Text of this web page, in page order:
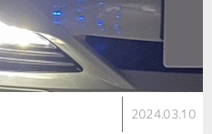
2024.03.10